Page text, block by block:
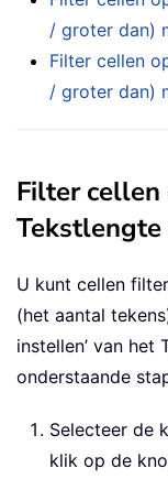
/ groter dan)
Filter cellen
/ groter dan)
Filter cellen
U kunt cellen
(het aantal
instellen’ van
onderstaande
Selecteer de
klik op de